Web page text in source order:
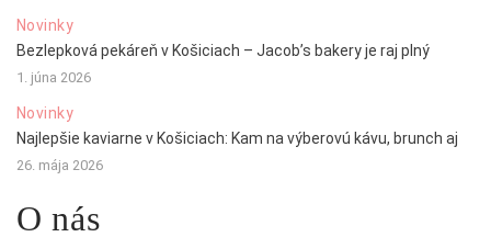
Novinky
Bezlepková pekáreň v Košiciach – Jacob’s bakery je raj plný
1. júna 2026
Novinky
Najlepšie kaviarne v Košiciach: Kam na výberovú kávu, brunch aj
26. mája 2026
O nás